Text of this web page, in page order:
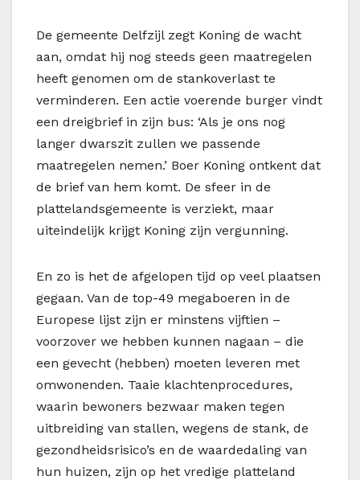
De gemeente Delfzijl zegt Koning de wacht
aan, omdat hij nog steeds geen maatregelen
heeft genomen om de stankoverlast te
verminderen. Een actie voerende burger vindt
een dreigbrief in zijn bus: ‘Als je ons nog
langer dwarszit zullen we passende
maatregelen nemen.’ Boer Koning ontkent dat
de brief van hem komt. De sfeer in de
plattelandsgemeente is verziekt, maar
uiteindelijk krijgt Koning zijn vergunning.
En zo is het de afgelopen tijd op veel plaatsen
gegaan. Van de top-49 megaboeren in de
Europese lijst zijn er minstens vijftien –
voorzover we hebben kunnen nagaan – die
een gevecht (hebben) moeten leveren met
omwonenden. Taaie klachtenprocedures,
waarin bewoners bezwaar maken tegen
uitbreiding van stallen, wegens de stank, de
gezondheidsrisico’s en de waardedaling van
hun huizen, zijn op het vredige platteland